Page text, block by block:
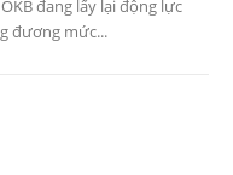
đang lấy lại động lực
đương mức...